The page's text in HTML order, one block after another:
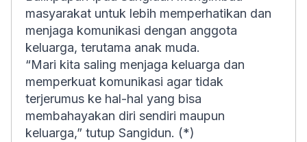
masyarakat untuk lebih memperhatikan dan
menjaga komunikasi dengan anggota
keluarga, terutama anak muda.
“Mari kita saling menjaga keluarga dan
memperkuat komunikasi agar tidak
terjerumus ke hal-hal yang bisa
membahayakan diri sendiri maupun
keluarga,” tutup Sangidun. (*)